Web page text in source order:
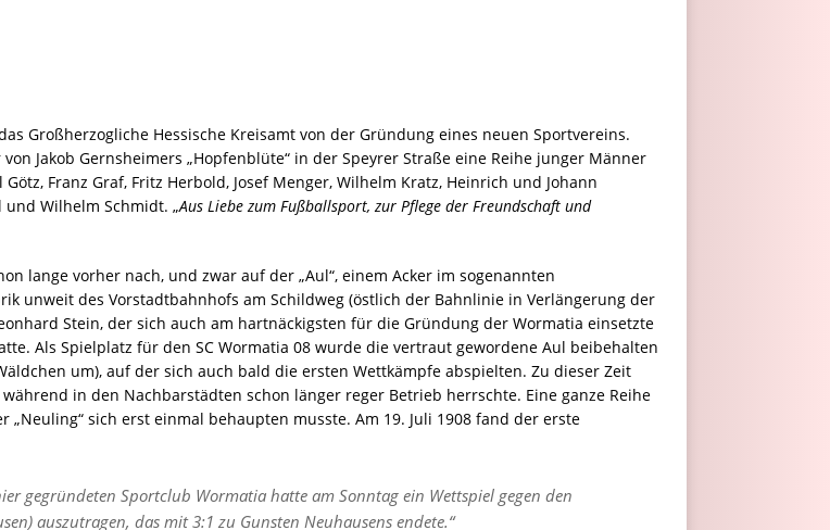
Großherzogliche Hessische Kreisamt von der Gründung eines neuen Sportvereins.
Jakob Gernsheimers „Hopfenblüte“ in der Speyrer Straße eine Reihe junger Männer
Franz Graf, Fritz Herbold, Josef Menger, Wilhelm Kratz, Heinrich und Johann
und Wilhelm Schmidt. „Aus Liebe zum Fußballsport, zur Pflege der Freundschaft und
lange vorher nach, und zwar auf der „Aul“, einem Acker im sogenannten
unweit des Vorstadtbahnhofs am Schildweg (östlich der Bahnlinie in Verlängerung der
Stein, der sich auch am hartnäckigsten für die Gründung der Wormatia einsetzte
Als Spielplatz für den SC Wormatia 08 wurde die vertraut gewordene Aul beibehalten
um), auf der sich auch bald die ersten Wettkämpfe abspielten. Zu dieser Zeit
in den Nachbarstädten schon länger reger Betrieb herrschte. Eine ganze Reihe
sich erst einmal behaupten musste. Am 19. Juli 1908 fand der erste
gegründeten Sportclub Wormatia hatte am Sonntag ein Wettspiel gegen den
auszutragen, das mit 3:1 zu Gunsten Neuhausens endete.“